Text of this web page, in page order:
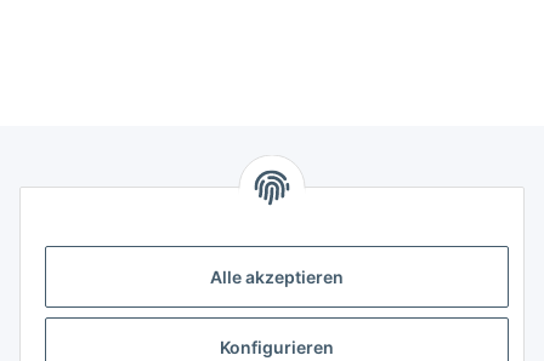
Alle akzeptieren
Konfigurieren
Gesetzliche Informationen
Gesetzliche Informationen